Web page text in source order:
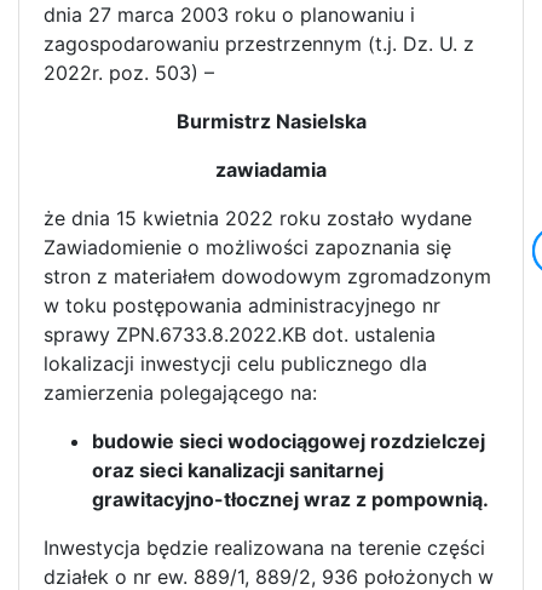
dnia 27 marca 2003 roku o planowaniu i
zagospodarowaniu przestrzennym (t.j. Dz. U. z
2022r. poz. 503) –
Burmistrz Nasielska
zawiadamia
że dnia 15 kwietnia 2022 roku zostało wydane
Zawiadomienie o możliwości zapoznania się
stron z materiałem dowodowym zgromadzonym
w toku postępowania administracyjnego nr
sprawy ZPN.6733.8.2022.KB dot. ustalenia
lokalizacji inwestycji celu publicznego dla
zamierzenia polegającego na:
budowie sieci wodociągowej rozdzielczej
oraz sieci kanalizacji sanitarnej
grawitacyjno-tłocznej wraz z pompownią.
Inwestycja będzie realizowana na terenie części
działek o nr ew. 889/1, 889/2, 936 położonych w